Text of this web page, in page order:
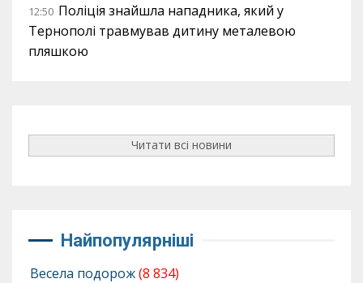
12:50 Поліція знайшла нападника, який у
Тернополі травмував дитину металевою
пляшкою
Читати всі новини
Найпопулярніші
Весела подорож(8 834)